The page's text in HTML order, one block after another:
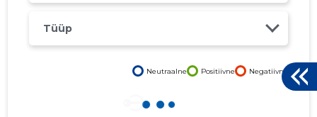
Tüüp
Neutraalne Positiivne Negatiivne